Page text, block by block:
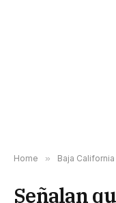
Home » Baja California
Señalan